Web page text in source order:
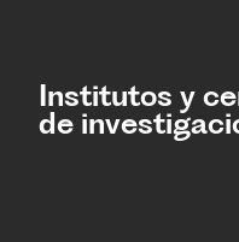
Institutos y
de